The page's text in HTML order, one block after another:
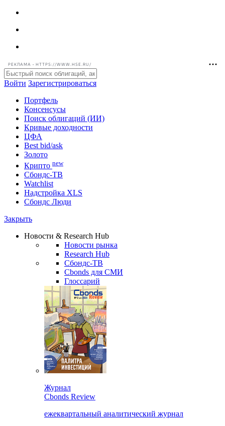
РЕКЛАМА • HTTPS://WWW.HSE.RU/
Войти Зарегистрироваться
Портфель
Консенсусы
Поиск облигаций (ИИ)
Кривые доходности
ЦФА
Best bid/ask
Золото
Крипто new
Watchlist
Сбондс Люди
Новости & Research Hub
Новости рынка
Research Hub
Сбондс-ТВ
Cbonds для СМИ
Глоссарий